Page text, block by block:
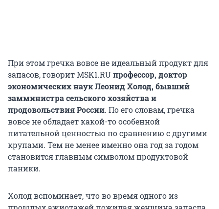
При этом гречка вовсе не идеальный продукт для
запасов, говорит MSK1.RUпрофессор, доктор
экономических наук Леонид Холод, бывший
замминистра сельского хозяйства и
продовольствия России. По его словам, гречка
вовсе не обладает какой-то особенной
питательной ценностью по сравнению с другими
крупами. Тем не менее именно она год за годом
становится главным символом продуктовой
паники.
Холод вспоминает, что во время одного из